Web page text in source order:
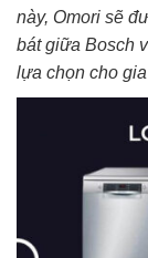
này, Omori sẽ
bát giữa Bosch
lựa chọn cho